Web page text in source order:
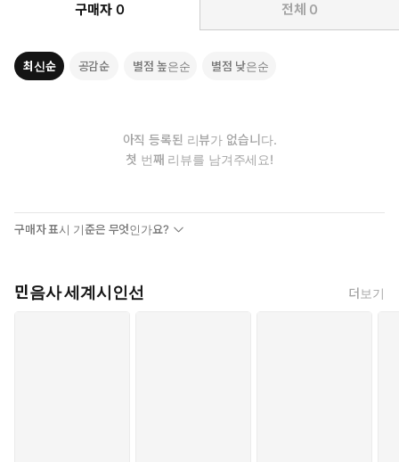
구매자 0 전체 0
최신순 공감순 별점 높은순 별점 낮은순
아직 등록된 리뷰가 없습니다.
첫 번째 리뷰를 남겨주세요!
구매자 표시 기준은 무엇인가요?
민음사 세계시인선 더보기